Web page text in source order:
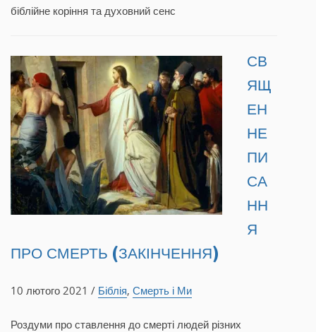
біблійне коріння та духовний сенс
СВ
ЯЩ
ЕН
НЕ
ПИ
СА
НН
Я
ПРО СМЕРТЬ (ЗАКІНЧЕННЯ)
10 лютого 2021 / Біблія, Смерть і Ми
Роздуми про ставлення до смерті людей різних